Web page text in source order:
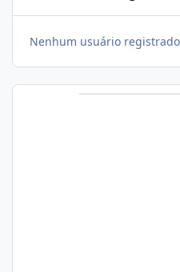
Nenhum usuário